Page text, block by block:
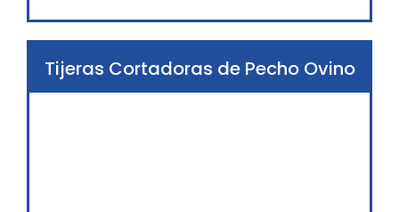
Tijeras Cortadoras de Pecho Ovino